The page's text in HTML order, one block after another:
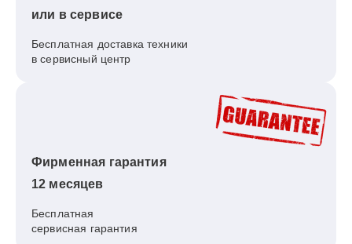
или в сервисе
Бесплатная доставка техники
в сервисный центр
Фирменная гарантия
12 месяцев
Бесплатная
сервисная гарантия